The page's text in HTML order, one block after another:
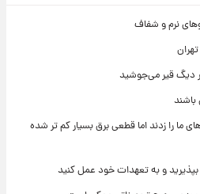
نرم و شفاف
دیگ قیر می‌جوشید
باشند
ما را زدند اما قطعی برق بسیار کم تر شده
بپذیرید و به تعهدات خود عمل کنید